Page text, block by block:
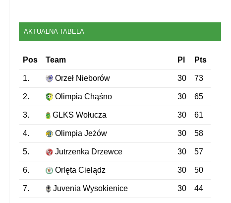
AKTUALNA TABELA
Pos Team Pl Pts
1. Orzeł Nieborów 30 73
2. Olimpia Chąśno 30 65
3. GLKS Wołucza 30 61
4. Olimpia Jeżów 30 58
5. Jutrzenka Drzewce 30 57
6. Orlęta Cielądz 30 50
7. Juvenia Wysokienice 30 44